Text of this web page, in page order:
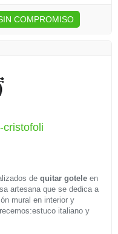
COMPROMISO
cristofoli
de quitar gotele en
artesana que se dedica a
mural en interior y
italiano y